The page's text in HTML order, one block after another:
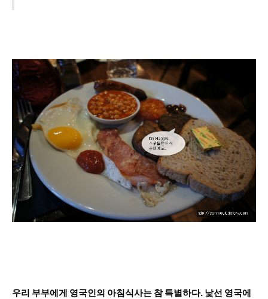
우리 부부에게 영국인의 아침식사는 참 특별하다. 낯선 영국에